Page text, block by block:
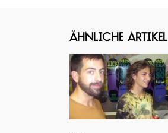
Ähnliche Artikel